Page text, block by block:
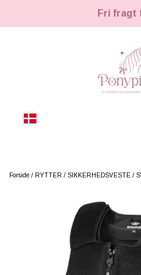
Fri fragt
STRIGLER
LEMIEUX
TIL
Forside RYTTER SIKKERHEDSVESTE